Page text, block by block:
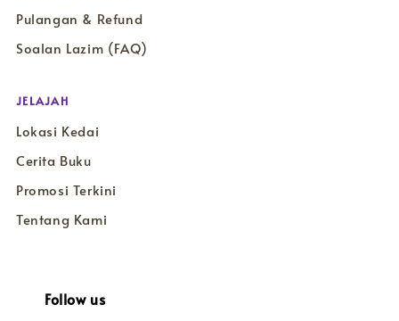
Pulangan & Refund
Soalan Lazim (FAQ)
JELAJAH
Lokasi Kedai
Cerita Buku
Promosi Terkini
Tentang Kami
Follow us